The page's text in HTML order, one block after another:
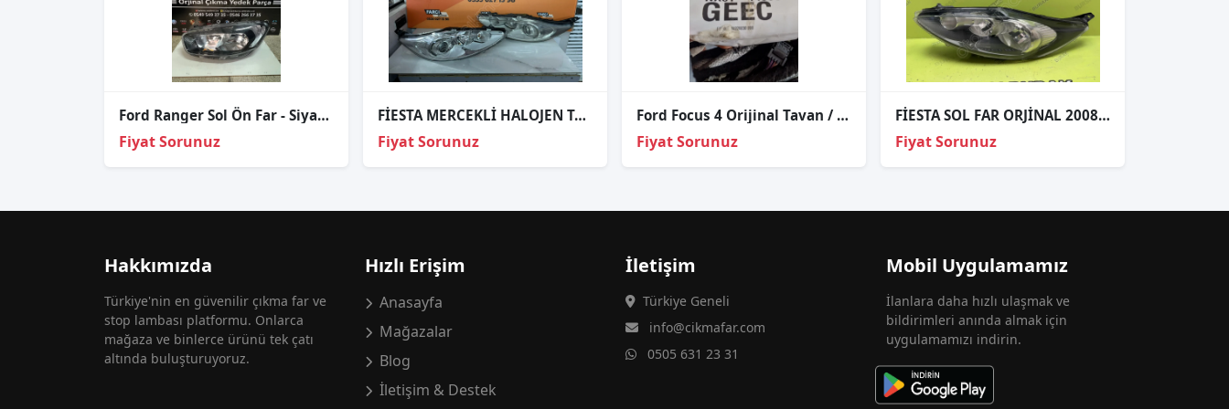
Ford Ranger Sol Ön Far - Siyah Zeminli Curier Model Farı
Fiyat Sorunuz
FİESTA MERCEKLİ HALOJEN TAKIM FAR ORJİNAL
Fiyat Sorunuz
Ford Focus 4 Orijinal Tavan / İç Tesisat - NX6T-14335-GEEC
Fiyat Sorunuz
FİESTA SOL FAR ORJİNAL 2008-2012 8A6113W030AJ
Fiyat Sorunuz
Hakkımızda
Türkiye'nin en güvenilir çıkma far ve
stop lambası platformu. Onlarca
mağaza ve binlerce ürünü tek çatı
altında buluşturuyoruz.
Hızlı Erişim
Anasayfa
Mağazalar
Blog
İletişim & Destek
İletişim
Türkiye Geneli
info@cikmafar.com
0505 631 23 31
Mobil Uygulamamız
İlanlara daha hızlı ulaşmak ve
bildirimleri anında almak için
uygulamamızı indirin.